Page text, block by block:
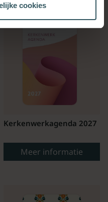
cookies
Kerkenwerkagenda 2027
Meer informatie